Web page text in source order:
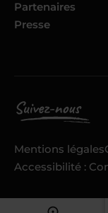
Partenaires
Presse
Mentions légales
Accessibilité :